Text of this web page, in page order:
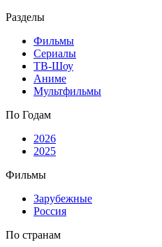
Разделы
Фильмы
Сериалы
ТВ-Шоу
Аниме
Мультфильмы
По Годам
2026
2025
Фильмы
Зарубежные
Россия
По странам